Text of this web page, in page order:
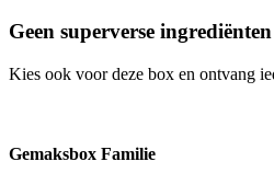
Geen superverse
Kies ook voor deze box en ontvang
Gemaksbox Familie